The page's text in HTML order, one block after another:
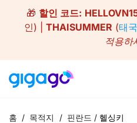
content
🎁 할인 코드:
인) | THAISUMMER (태
적용하
홈 / 목적지 / 핀란드 / 헬싱키